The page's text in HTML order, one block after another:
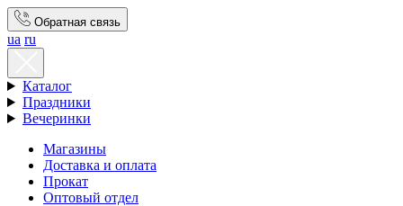
Обратная связь
ua ru
Каталог
Праздники
Вечеринки
Магазины
Доставка и оплата
Прокат
Оптовый отдел